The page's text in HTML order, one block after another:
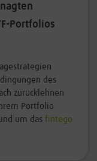
Portfolios
des
zurücklehnen
Portfolio
um das fintego